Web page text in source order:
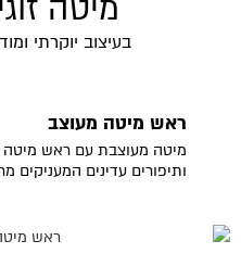
בעיצוב יוקרתי
ראש מיטה מעוצב
מיטה מעוצבת עם ראש מיטה
ותיפורים עדינים המעניקים